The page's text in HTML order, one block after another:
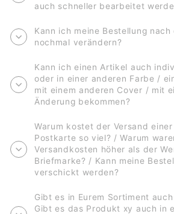
auch schneller bearbeitet
Kann ich meine Bestellung nach
nochmal verändern?
Kann ich einen Artikel auch
oder in einer anderen Farbe /
mit einem anderen Cover / mit
Änderung bekommen?
Warum kostet der Versand einer
Postkarte so viel? / Warum
Versandkosten höher als der
Briefmarke? / Kann meine
verschickt werden?
Gibt es in Eurem Sortiment
Gibt es das Produkt xy auch in